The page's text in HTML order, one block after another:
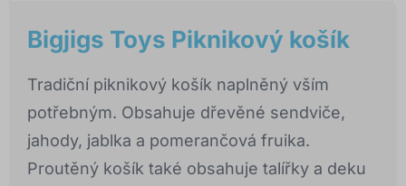
Bigjigs Toys Piknikový košík
Tradiční piknikový košík naplněný vším
potřebným. Obsahuje dřevěné sendviče,
jahody, jablka a pomerančová fruika.
Proutěný košík také obsahuje talířky a deku